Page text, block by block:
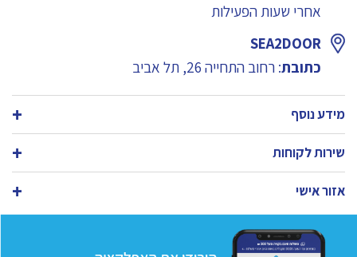
אחרי שעות הפעילות
SEA2DOOR
כתובת: רחוב התחייה 26, תל אביב
מידע נוסף
שירות לקוחות
אזור אישי